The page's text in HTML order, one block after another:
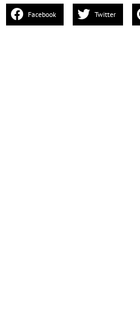
Facebook Twitter